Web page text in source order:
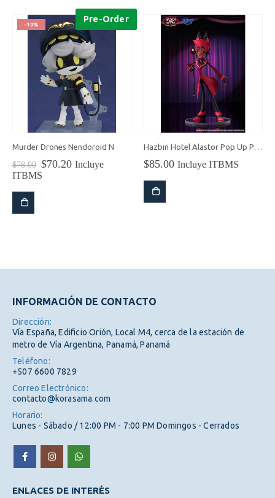
-10%
Pre-Order
Murder Drones Nendoroid N
$78.00 El
precio
$70.20ElIncluye
ITBMS
Hazbin Hotel Alastor Pop Up Parade
$85.00 Incluye ITBMS
INFORMACIÓN DE CONTACTO
Dirección:
Vía España, Edificio Orión, Local M4, cerca de la estación de
metro de Vía Argentina, Panamá, Panamá
Teléfono:
+507 6600 7829
Correo Electrónico:
contacto@korasama.com
Horario:
Lunes - Sábado / 12:00 PM - 7:00 PM Domingos - Cerrados
ENLACES DE INTERÉS